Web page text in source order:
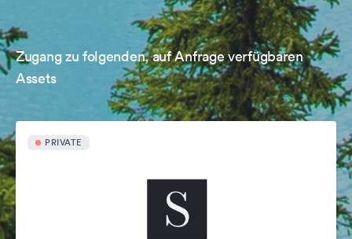
Zugang zu folgenden, auf Anfrage verfügbaren
Assets
PRIVATE